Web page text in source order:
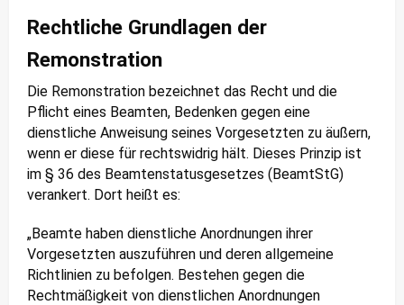
Rechtliche Grundlagen der
Remonstration
Die Remonstration bezeichnet das Recht und die
Pflicht eines Beamten, Bedenken gegen eine
dienstliche Anweisung seines Vorgesetzten zu äußern,
wenn er diese für rechtswidrig hält. Dieses Prinzip ist
im § 36 des Beamtenstatusgesetzes (BeamtStG)
verankert. Dort heißt es:
„Beamte haben dienstliche Anordnungen ihrer
Vorgesetzten auszuführen und deren allgemeine
Richtlinien zu befolgen. Bestehen gegen die
Rechtmäßigkeit von dienstlichen Anordnungen